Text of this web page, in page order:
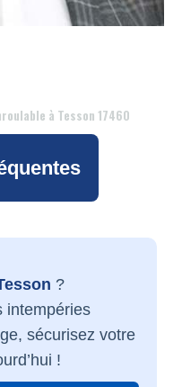
à Tesson 17460
?
intempéries
sécurisez votre
!